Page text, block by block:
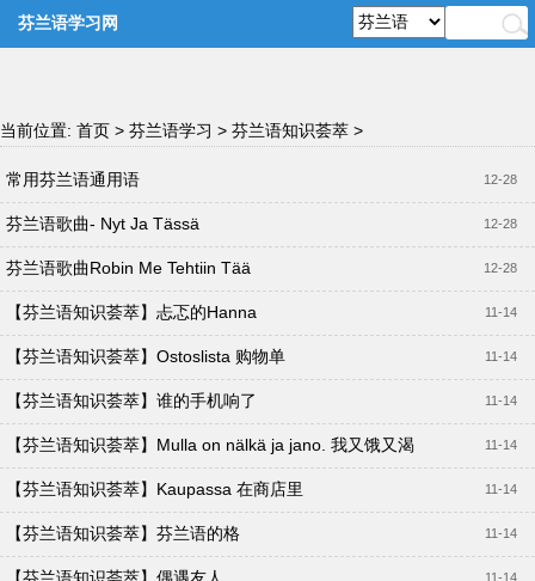
芬兰语学习网
当前位置: 首页 > 芬兰语学习 > 芬兰语知识荟萃 >
12-28
常用芬兰语通用语
12-28
芬兰语歌曲- Nyt Ja Tässä
12-28
芬兰语歌曲Robin Me Tehtiin Tää
11-14
【芬兰语知识荟萃】忐忑的Hanna
11-14
【芬兰语知识荟萃】Ostoslista 购物单
11-14
【芬兰语知识荟萃】谁的手机响了
11-14
【芬兰语知识荟萃】Mulla on nälkä ja jano. 我又饿又渴
11-14
【芬兰语知识荟萃】Kaupassa 在商店里
11-14
【芬兰语知识荟萃】芬兰语的格
11-14